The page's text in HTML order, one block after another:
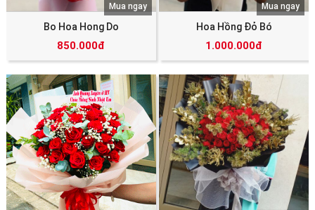
Bo Hoa Hong Do
850.000đ
Mua ngay
Hoa Hồng Đỏ Bó
1.000.000đ
Mua ngay